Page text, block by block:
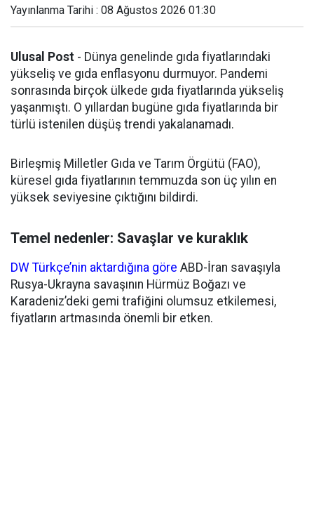
Yayınlanma Tarihi : 08 Ağustos 2026 01:30
Ulusal Post - Dünya genelinde gıda fiyatlarındaki
yükseliş ve gıda enflasyonu durmuyor. Pandemi
sonrasında birçok ülkede gıda fiyatlarında yükseliş
yaşanmıştı. O yıllardan bugüne gıda fiyatlarında bir
türlü istenilen düşüş trendi yakalanamadı.
Birleşmiş Milletler Gıda ve Tarım Örgütü (FAO),
küresel gıda fiyatlarının temmuzda son üç yılın en
yüksek seviyesine çıktığını bildirdi.
Temel nedenler: Savaşlar ve kuraklık
DW Türkçe’nin aktardığına göre ABD-İran savaşıyla
Rusya-Ukrayna savaşının Hürmüz Boğazı ve
Karadeniz’deki gemi trafiğini olumsuz etkilemesi,
fiyatların artmasında önemli bir etken.